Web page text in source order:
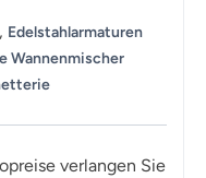
, Edelstahlarmaturen
Wannenmischer
verlangen Sie